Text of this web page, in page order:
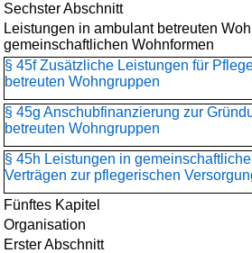
Sechster Abschnitt
Leistungen in ambulant betreuten
gemeinschaftlichen Wohnformen
§ 45f Zusätzliche Leistungen für
betreuten Wohngruppen
§ 45g Anschubfinanzierung zur
betreuten Wohngruppen
§ 45h Leistungen in
Verträgen zur pflegerischen
Fünftes Kapitel
Organisation
Erster Abschnitt